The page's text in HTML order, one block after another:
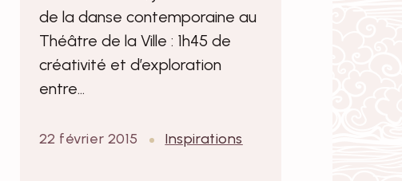
de la danse contemporaine au
Théâtre de la Ville : 1h45 de
créativité et d’exploration
entre…
22 février 2015 Inspirations